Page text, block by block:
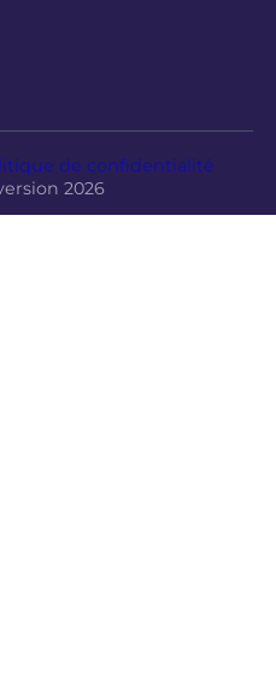
de confidentialité
2026